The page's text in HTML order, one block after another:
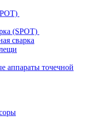
(SPOT)
сварка
аппараты точечной